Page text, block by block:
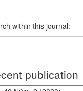
within this journal:
publication